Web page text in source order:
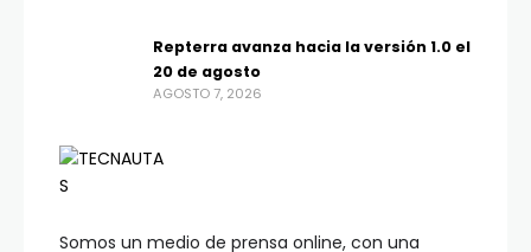
Somos un medio de prensa online, con una
Repterra avanza hacia la versión 1.0 el
20 de agosto
AGOSTO 7, 2026